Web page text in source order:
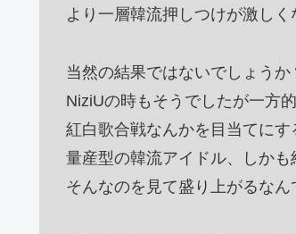
より一層韓流押しつけが激し
当然の結果ではないでしょうか
NiziUの時もそうでしたが一方
紅白歌合戦なんかを目当てに
量産型の韓流アイドル、しか
そんなのを見て盛り上がるなん